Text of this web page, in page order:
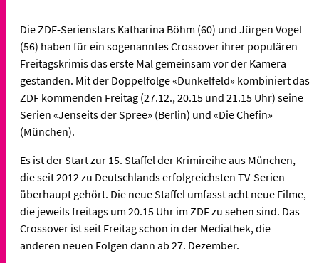
Die ZDF-Serienstars Katharina Böhm (60) und Jürgen Vogel
(56) haben für ein sogenanntes Crossover ihrer populären
Freitagskrimis das erste Mal gemeinsam vor der Kamera
gestanden. Mit der Doppelfolge «Dunkelfeld» kombiniert das
ZDF kommenden Freitag (27.12., 20.15 und 21.15 Uhr) seine
Serien «Jenseits der Spree» (Berlin) und «Die Chefin»
(München).
Es ist der Start zur 15. Staffel der Krimireihe aus München,
die seit 2012 zu Deutschlands erfolgreichsten TV-Serien
überhaupt gehört. Die neue Staffel umfasst acht neue Filme,
die jeweils freitags um 20.15 Uhr im ZDF zu sehen sind. Das
Crossover ist seit Freitag schon in der Mediathek, die
anderen neuen Folgen dann ab 27. Dezember.